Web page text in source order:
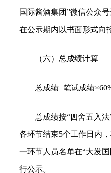
国际酱酒集团”微信公众
在公示期内以书面形式向
（六）总成绩计算
总成绩=笔试成绩
总成绩按“四舍五入法
各环节结束5个工作日内
一环节人员名单在“大发
行公示。